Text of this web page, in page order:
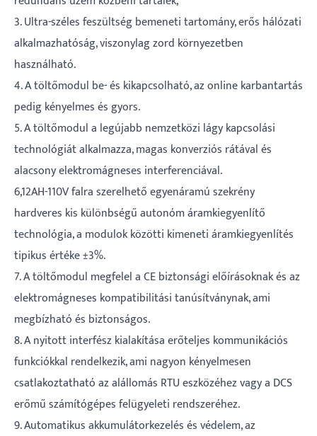
3. Ultra-széles feszültség bemeneti tartomány, erős hálózati
alkalmazhatóság, viszonylag zord környezetben
használható.
4. A töltőmodul be- és kikapcsolható, az online karbantartás
pedig kényelmes és gyors.
5. A töltőmodul a legújabb nemzetközi lágy kapcsolási
technológiát alkalmazza, magas konverziós rátával és
alacsony elektromágneses interferenciával.
6,12AH-110V falra szerelhető egyenáramú szekrény
hardveres kis különbségű autonóm áramkiegyenlítő
technológia, a modulok közötti kimeneti áramkiegyenlítés
tipikus értéke ±3%.
7. A töltőmodul megfelel a CE biztonsági előírásoknak és az
elektromágneses kompatibilitási tanúsítványnak, ami
megbízható és biztonságos.
8. A nyitott interfész kialakítása erőteljes kommunikációs
funkciókkal rendelkezik, ami nagyon kényelmesen
csatlakoztatható az alállomás RTU eszközéhez vagy a DCS
erőmű számítógépes felügyeleti rendszeréhez.
9. Automatikus akkumulátorkezelés és védelem, az